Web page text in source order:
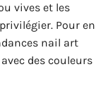
vives et les
Pour en
nail art
des couleurs